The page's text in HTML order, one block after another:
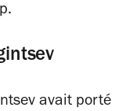
avait porté